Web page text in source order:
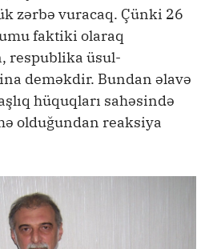
zərbə vuracaq. Çünki 26
faktiki olaraq
respublika üsul-
deməkdir. Bundan əlavə
hüquqları sahəsində
olduğundan reaksiya